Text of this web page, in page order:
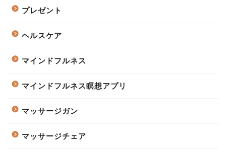
プレゼント
ヘルスケア
マインドフルネス
マインドフルネス瞑想アプリ
マッサージガン
マッサージチェア